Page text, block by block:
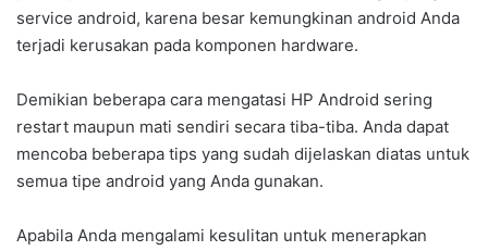
service android, karena besar kemungkinan android Anda
terjadi kerusakan pada komponen hardware.
Demikian beberapa cara mengatasi HP Android sering
restart maupun mati sendiri secara tiba-tiba. Anda dapat
mencoba beberapa tips yang sudah dijelaskan diatas untuk
semua tipe android yang Anda gunakan.
Apabila Anda mengalami kesulitan untuk menerapkan